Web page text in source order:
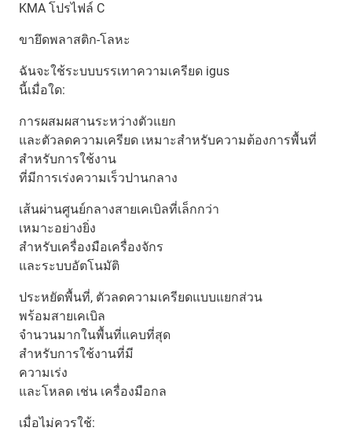
KMA โปรไฟล์ C
ขายึดพลาสติก-โลหะ
ฉันจะใช้ระบบบรรเทาความเครียด igus
นี้เมื่อใด:
การผสมผสานระหว่างตัวแยก
และตัวลดความเครียด เหมาะสำหรับความต้องการพื้นที่
สำหรับการใช้งาน
ที่มีการเร่งความเร็วปานกลาง
เส้นผ่านศูนย์กลางสายเคเบิลที่เล็กกว่า
เหมาะอย่างยิ่ง
สำหรับเครื่องมือเครื่องจักร
และระบบอัตโนมัติ
ประหยัดพื้นที่, ตัวลดความเครียดแบบแยกส่วน
พร้อมสายเคเบิล
จำนวนมากในพื้นที่แคบที่สุด
สำหรับการใช้งานที่มี
ความเร่ง
และโหลด เช่น เครื่องมือกล
เมื่อไม่ควรใช้: